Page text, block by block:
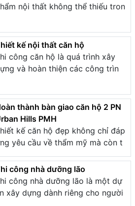
nội thất không thể thiếu tron
kế nội thất căn hộ
công căn hộ là quá trình xây
và hoàn thiện các công trìn
thành bàn giao căn hộ 2 PN
Hills PMH
kế căn hộ đẹp không chỉ đáp
yêu cầu về thẩm mỹ mà còn t
công nhà dưỡng lão
công nhà dưỡng lão là một dự
xây dựng dành riêng cho người